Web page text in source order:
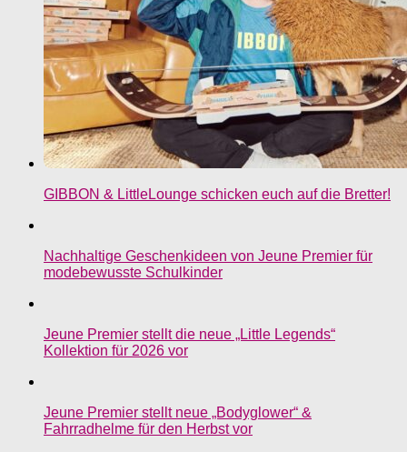
GIBBON & LittleLounge schicken euch auf die Bretter!
Nachhaltige Geschenkideen von Jeune Premier für
modebewusste Schulkinder
Jeune Premier stellt die neue „Little Legends“
Kollektion für 2026 vor
Jeune Premier stellt neue „Bodyglower“ &
Fahrradhelme für den Herbst vor